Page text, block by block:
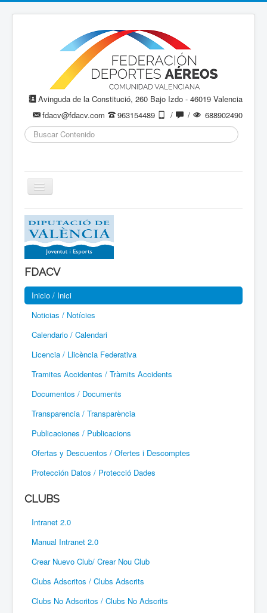
Avinguda de la Constitució, 260 Bajo Izdo - 46019 Valencia
fdacv@fdacv.com
963154489 / /
688902490
Buscar...
Cambiar
navegación
Aeromodelismo / Aeromodelisme
Ala Delta
Paracaidismo / Paracaigudisme
Paramotor
Parapente / Parapent
Ultraligeros / Ultralleugers
Vuelo Con Motor / Vol Amb Motor
FDACV
Inicio / Inici
Noticias / Notícies
Calendario / Calendari
Licencia / Llicència Federativa
Tramites Accidentes / Tràmits Accidents
Documentos / Documents
Transparencia / Transparència
Publicaciones / Publicacions
Ofertas y Descuentos / Ofertes i Descomptes
Protección Datos / Protecció Dades
CLUBS
Intranet 2.0
Manual Intranet 2.0
Crear Nuevo Club/ Crear Nou Club
Clubs Adscritos / Clubs Adscrits
Clubs No Adscritos / Clubs No Adscrits